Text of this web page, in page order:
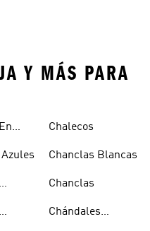
Y MÁS PARA
Chalecos
Chanclas Blancas
Chanclas
Chándales